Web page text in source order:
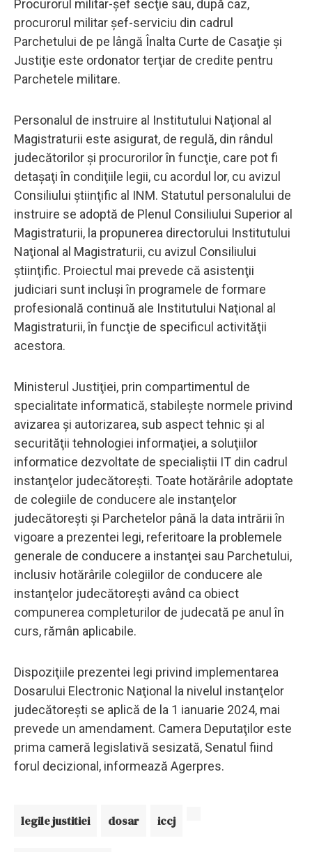
Procurorul militar-şef secţie sau, după caz,
procurorul militar şef-serviciu din cadrul
Parchetului de pe lângă Înalta Curte de Casaţie şi
Justiţie este ordonator terţiar de credite pentru
Parchetele militare.
Personalul de instruire al Institutului Naţional al
Magistraturii este asigurat, de regulă, din rândul
judecătorilor şi procurorilor în funcţie, care pot fi
detaşaţi în condiţiile legii, cu acordul lor, cu avizul
Consiliului ştiinţific al INM. Statutul personalului de
instruire se adoptă de Plenul Consiliului Superior al
Magistraturii, la propunerea directorului Institutului
Naţional al Magistraturii, cu avizul Consiliului
ştiinţific. Proiectul mai prevede că asistenţii
judiciari sunt incluşi în programele de formare
profesională continuă ale Institutului Naţional al
Magistraturii, în funcţie de specificul activităţii
acestora.
Ministerul Justiţiei, prin compartimentul de
specialitate informatică, stabileşte normele privind
avizarea şi autorizarea, sub aspect tehnic şi al
securităţii tehnologiei informaţiei, a soluţiilor
informatice dezvoltate de specialiştii IT din cadrul
instanţelor judecătoreşti. Toate hotărârile adoptate
de colegiile de conducere ale instanţelor
judecătoreşti şi Parchetelor până la data intrării în
vigoare a prezentei legi, referitoare la problemele
generale de conducere a instanţei sau Parchetului,
inclusiv hotărârile colegiilor de conducere ale
instanţelor judecătoreşti având ca obiect
compunerea completurilor de judecată pe anul în
curs, rămân aplicabile.
Dispoziţiile prezentei legi privind implementarea
Dosarului Electronic Naţional la nivelul instanţelor
judecătoreşti se aplică de la 1 ianuarie 2024, mai
prevede un amendament. Camera Deputaţilor este
prima cameră legislativă sesizată, Senatul fiind
forul decizional, informează Agerpres.
legile justitiei dosar iccj